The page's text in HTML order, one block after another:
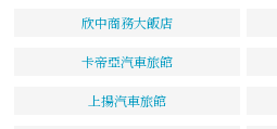
欣中商務大飯店
卡帝亞汽車旅館
上揚汽車旅館